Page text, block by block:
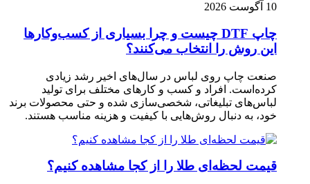
10 آگوست 2026
چاپ DTF چیست و چرا بسیاری از کسب‌وکارها
این روش را انتخاب می‌کنند؟
صنعت چاپ روی لباس در سال‌های اخیر رشد زیادی
کرده‌است. افراد و کسب‌ و کارهای مختلف برای تولید
لباس‌های تبلیغاتی، شخصی‌سازی ‌شده و حتی محصولات برند
خود، به دنبال روش‌هایی با کیفیت و هزینه مناسب هستند.
قیمت لحظه‌ای طلا را از کجا مشاهده کنیم؟